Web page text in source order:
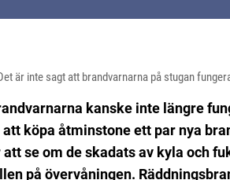
är inte sagt att brandvarnarna på stugan
kanske inte längre
köpa åtminstone ett par nya
se om de skadats av kyla och
på övervåningen.